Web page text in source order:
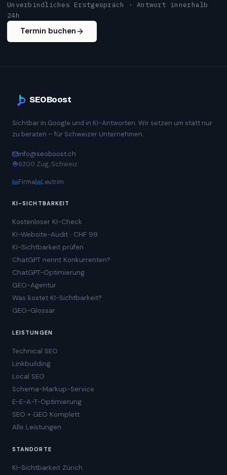
Unverbindliches Erstgespräch · Antwort innerhalb
24h
Termin buchen
SEOBoost
Sichtbar in Google und in KI-Antworten. Wir setzen um statt nur
zu beraten – für Schweizer Unternehmen.
info@seoboost.ch
6300 Zug, Schweiz
Firma Leutrim
KI-SICHTBARKEIT
Kostenloser KI-Check
KI-Website-Audit · CHF 99
KI-Sichtbarkeit prüfen
ChatGPT nennt Konkurrenten?
ChatGPT-Optimierung
GEO-Agentur
Was kostet KI-Sichtbarkeit?
GEO-Glossar
LEISTUNGEN
Technical SEO
Linkbuilding
Local SEO
Schema-Markup-Service
E-E-A-T-Optimierung
SEO + GEO Komplett
Alle Leistungen
STANDORTE
KI-Sichtbarkeit Zürich